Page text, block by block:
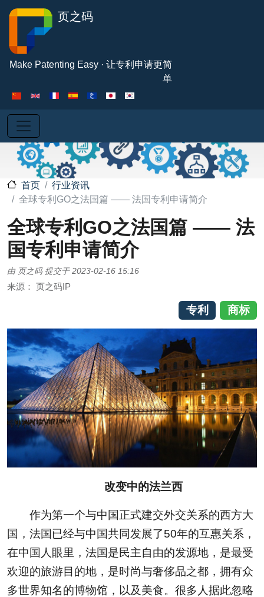
页之码
Make Patenting Easy · 让专利申请更简
单
首页
行业资讯
全球专利GO之法国篇 —— 法国专利申请简介
全球专利GO之法国篇 —— 法
国专利申请简介
由 页之码 提交于 2023-02-16 15:16
来源： 页之码IP
专利 商标
改变中的法兰西
作为第一个与中国正式建交外交关系的西方大
国，法国已经与中国共同发展了50年的互惠关系，
在中国人眼里，法国是民主自由的发源地，是最受
欢迎的旅游目的地，是时尚与奢侈品之都，拥有众
多世界知名的博物馆，以及美食。很多人据此忽略